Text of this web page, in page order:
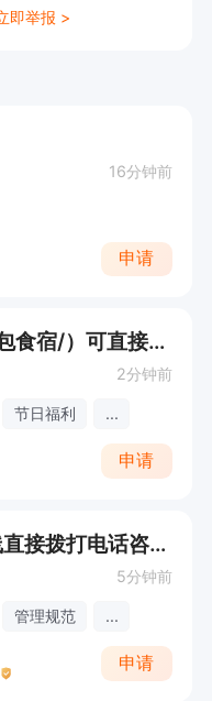
即举报 >
16分钟前
申请
挂鸡工（160-220元/天+包食宿/）可直接打电话咨询
2分钟前
节日福利 ...
申请
普工（濮阳县柳屯镇+在线直接拨打电话咨询）
5分钟前
管理规范 ...
申请